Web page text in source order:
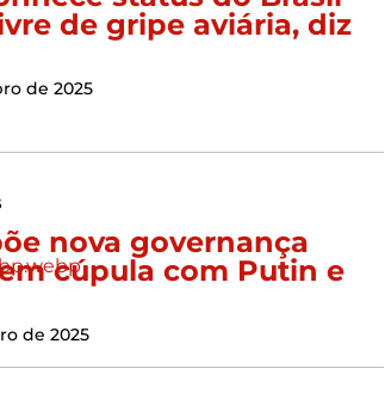
de gripe aviária, diz
de 2025
nova governança
cúpula com Putin e
de 2025